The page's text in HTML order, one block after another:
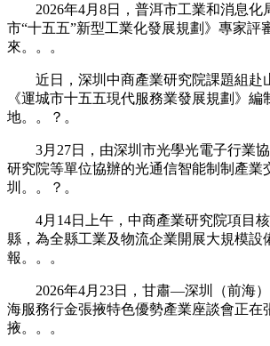
2026年4月8日，普洱市工業和消息化
市“十五五”新型工業化發展規劃》專家評
來。。。
近日，深圳中商產業研究院課題組赴
《運城市十五五現代服務業發展規劃》編
地。。？。
3月27日，由深圳市光學光電子行業協
研究院等單位協辦的光通信智能制制產業
圳。。？。
4月14日上午，中商產業研究院項目核
縣，為全縣工業及物流企業開展大規模設
報。。。
2026年4月23日，甘肅—深圳（前海）
海服務行金張掖特色優勢產業座談會正在
掖。。。